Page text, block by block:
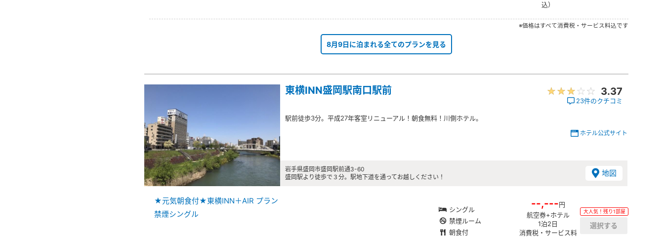
込）
※価格はすべて消費税・サービス料込です
8月9日に泊まれる全てのプランを見る
東横INN盛岡駅南口駅前 3.37
23件のクチコミ
駅前徒歩3分。平成27年客室リニューアル！朝食無料！川側ホテル。
ホテル公式サイト
岩手県盛岡市盛岡駅前通3-60
盛岡駅より徒歩で３分。駅地下道を通ってお越しください！
地図
★元気朝食付★東横INN＋AIR プラン
禁煙シングル
シングル
禁煙ルーム
朝食付
--,---円
航空券+ホテル
1泊2日
消費税・サービス料
大人気！残り1部屋